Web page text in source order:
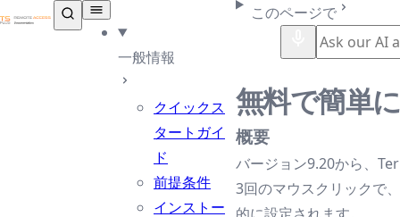
TSplus ドキュメンテーション ®
一般情報
クイックス
タートガイ
ド
前提条件
インストー
このページで
無料で簡単
概要
バージョン9.20から、
3回のマウスクリックで